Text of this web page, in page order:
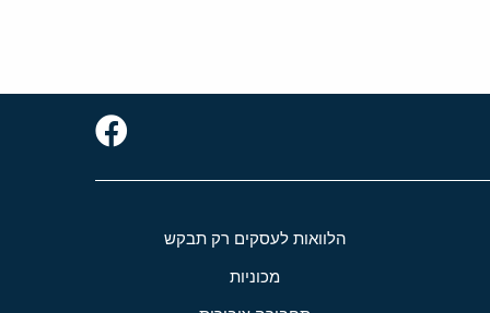
הלוואות לעסקים רק תבקש
מכוניות